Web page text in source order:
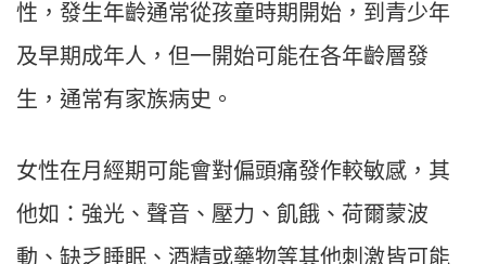
性，發生年齡通常從孩童時期開始，到青少年
及早期成年人，但一開始可能在各年齡層發
生，通常有家族病史。
女性在月經期可能會對偏頭痛發作較敏感，其
他如：強光、聲音、壓力、飢餓、荷爾蒙波
動、缺乏睡眠、酒精或藥物等其他刺激皆可能